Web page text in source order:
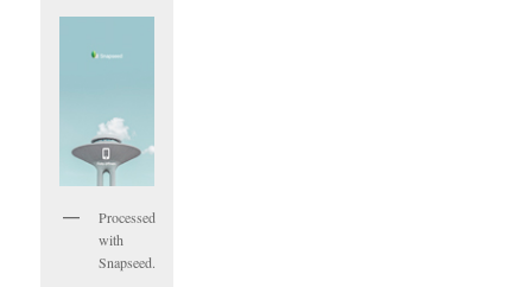
Processed
with
Snapseed.